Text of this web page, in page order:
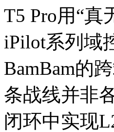
T5 Pro用“真
iPilot系列域
BamBam的
条战线并非
闭环中实现